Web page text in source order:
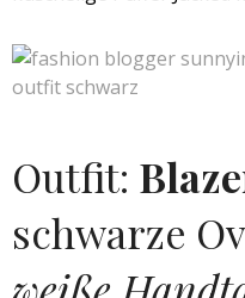
Outfit:
schwarze